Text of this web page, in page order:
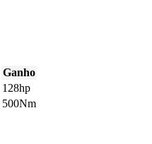
Ganho
128hp
500Nm